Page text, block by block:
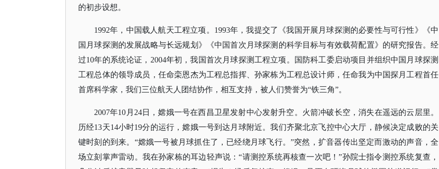
的初步设想。
1992年，中国载人航天工程立项。1993年，我提交了《我国开展月球探测的必要性与可行性》《中
国月球探测的发展战略与长远规划》《中国首次月球探测的科学目标与有效载荷配置》的研究报告。经
过10年的系统论证，2004年初，我国首次月球探测工程立项。国防科工委启动项目并组织中国月球探测
工程总体的领导成员，任命栾恩杰为工程总指挥、孙家栋为工程总设计师，任命我为中国探月工程首任
首席科学家，我们三位航天人团结协作，相互支持，被人们赞誉为“铁三角”。
2007年10月24日，嫦娥一号在西昌卫星发射中心发射升空。火箭冲破长空，消失在遥远的云层里。
历经13天14小时19分的运行，嫦娥一号到达月球附近。我们齐聚北京飞控中心大厅，静候决定成败的关
键时刻的到来。“嫦娥一号被月球抓住了，已经绕月球飞行。”突然，扩音器传出坚定而激动的声音，全
场立刻掌声雷动。我在孙家栋的耳边轻声说：“请测控系统再核查一次吧！”孙院士指令测控系统复查，